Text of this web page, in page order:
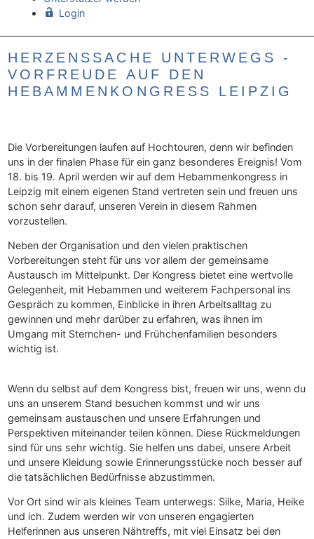
Login
HERZENSSACHE UNTERWEGS -
VORFREUDE AUF DEN
HEBAMMENKONGRESS LEIPZIG
Die Vorbereitungen laufen auf Hochtouren, denn wir befinden
uns in der finalen Phase für ein ganz besonderes Ereignis! Vom
18. bis 19. April werden wir auf dem Hebammenkongress in
Leipzig mit einem eigenen Stand vertreten sein und freuen uns
schon sehr darauf, unseren Verein in diesem Rahmen
vorzustellen.
Neben der Organisation und den vielen praktischen
Vorbereitungen steht für uns vor allem der gemeinsame
Austausch im Mittelpunkt. Der Kongress bietet eine wertvolle
Gelegenheit, mit Hebammen und weiterem Fachpersonal ins
Gespräch zu kommen, Einblicke in ihren Arbeitsalltag zu
gewinnen und mehr darüber zu erfahren, was ihnen im
Umgang mit Sternchen- und Frühchenfamilien besonders
wichtig ist.
Wenn du selbst auf dem Kongress bist, freuen wir uns, wenn du
uns an unserem Stand besuchen kommst und wir uns
gemeinsam austauschen und unsere Erfahrungen und
Perspektiven miteinander teilen können. Diese Rückmeldungen
sind für uns sehr wichtig. Sie helfen uns dabei, unsere Arbeit
und unsere Kleidung sowie Erinnerungsstücke noch besser auf
die tatsächlichen Bedürfnisse abzustimmen.
Vor Ort sind wir als kleines Team unterwegs: Silke, Maria, Heike
und ich. Zudem werden wir von unseren engagierten
Helferinnen aus unseren Nähtreffs, mit viel Einsatz bei den